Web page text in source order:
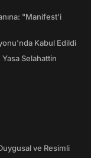
"Manifest’i
Kabul Edildi
Selahattin
ve Resimli